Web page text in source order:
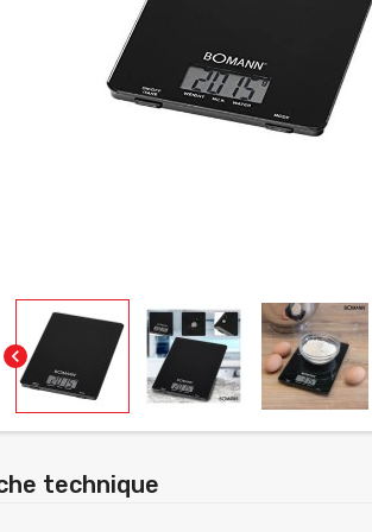
chevron_left
technique